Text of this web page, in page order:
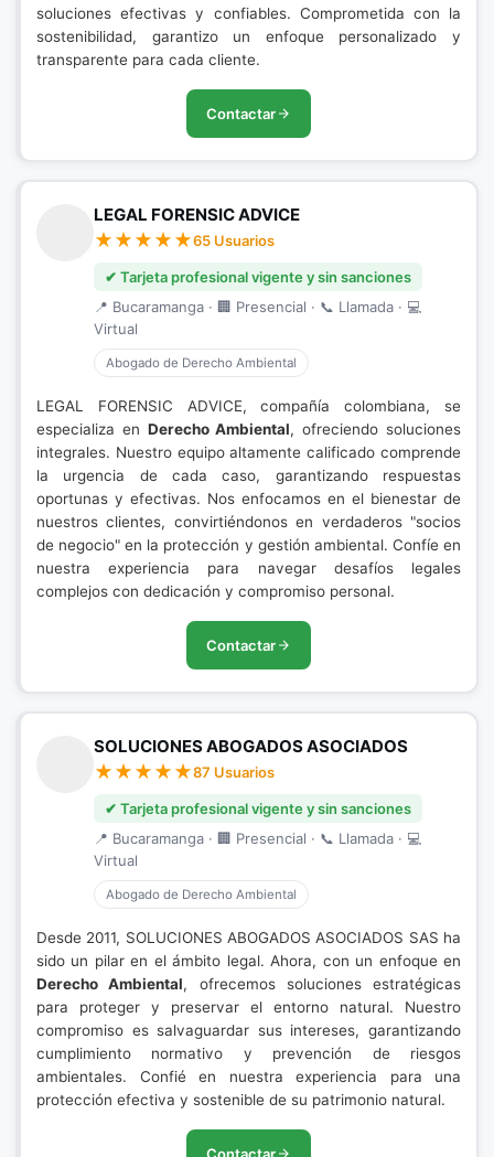
soluciones efectivas y confiables. Comprometida con la
sostenibilidad, garantizo un enfoque personalizado y
transparente para cada cliente.
Contactar
LEGAL FORENSIC ADVICE
65 Usuarios
✔ Tarjeta profesional vigente y sin sanciones
📍 Bucaramanga · 🏢 Presencial · 📞 Llamada · 💻
Virtual
Abogado de Derecho Ambiental
LEGAL FORENSIC ADVICE, compañía colombiana, se
especializa en Derecho Ambiental, ofreciendo soluciones
integrales. Nuestro equipo altamente calificado comprende
la urgencia de cada caso, garantizando respuestas
oportunas y efectivas. Nos enfocamos en el bienestar de
nuestros clientes, convirtiéndonos en verdaderos "socios
de negocio" en la protección y gestión ambiental. Confíe en
nuestra experiencia para navegar desafíos legales
complejos con dedicación y compromiso personal.
Contactar
SOLUCIONES ABOGADOS ASOCIADOS
87 Usuarios
✔ Tarjeta profesional vigente y sin sanciones
📍 Bucaramanga · 🏢 Presencial · 📞 Llamada · 💻
Virtual
Abogado de Derecho Ambiental
Desde 2011, SOLUCIONES ABOGADOS ASOCIADOS SAS ha
sido un pilar en el ámbito legal. Ahora, con un enfoque en
Derecho Ambiental, ofrecemos soluciones estratégicas
para proteger y preservar el entorno natural. Nuestro
compromiso es salvaguardar sus intereses, garantizando
cumplimiento normativo y prevención de riesgos
ambientales. Confié en nuestra experiencia para una
protección efectiva y sostenible de su patrimonio natural.